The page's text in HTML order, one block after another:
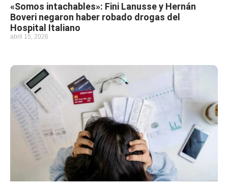
«Somos intachables»: Fini Lanusse y Hernán
Boveri negaron haber robado drogas del
Hospital Italiano
abril 15, 2026